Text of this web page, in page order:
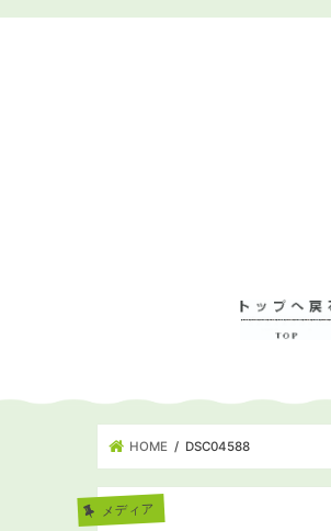
HOME DSC04588
メディア